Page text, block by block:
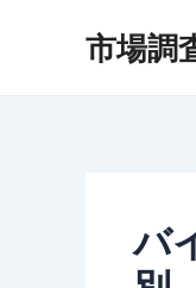
市場調
バ